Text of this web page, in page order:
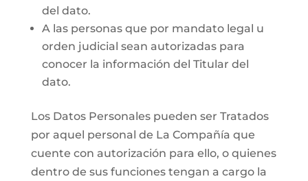
del dato.
A las personas que por mandato legal u
orden judicial sean autorizadas para
conocer la información del Titular del
dato.
Los Datos Personales pueden ser Tratados
por aquel personal de La Compañía que
cuente con autorización para ello, o quienes
dentro de sus funciones tengan a cargo la